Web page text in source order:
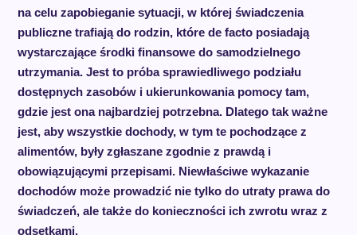
na celu zapobieganie sytuacji, w której świadczenia
publiczne trafiają do rodzin, które de facto posiadają
wystarczające środki finansowe do samodzielnego
utrzymania. Jest to próba sprawiedliwego podziału
dostępnych zasobów i ukierunkowania pomocy tam,
gdzie jest ona najbardziej potrzebna. Dlatego tak ważne
jest, aby wszystkie dochody, w tym te pochodzące z
alimentów, były zgłaszane zgodnie z prawdą i
obowiązującymi przepisami. Niewłaściwe wykazanie
dochodów może prowadzić nie tylko do utraty prawa do
świadczeń, ale także do konieczności ich zwrotu wraz z
odsetkami.